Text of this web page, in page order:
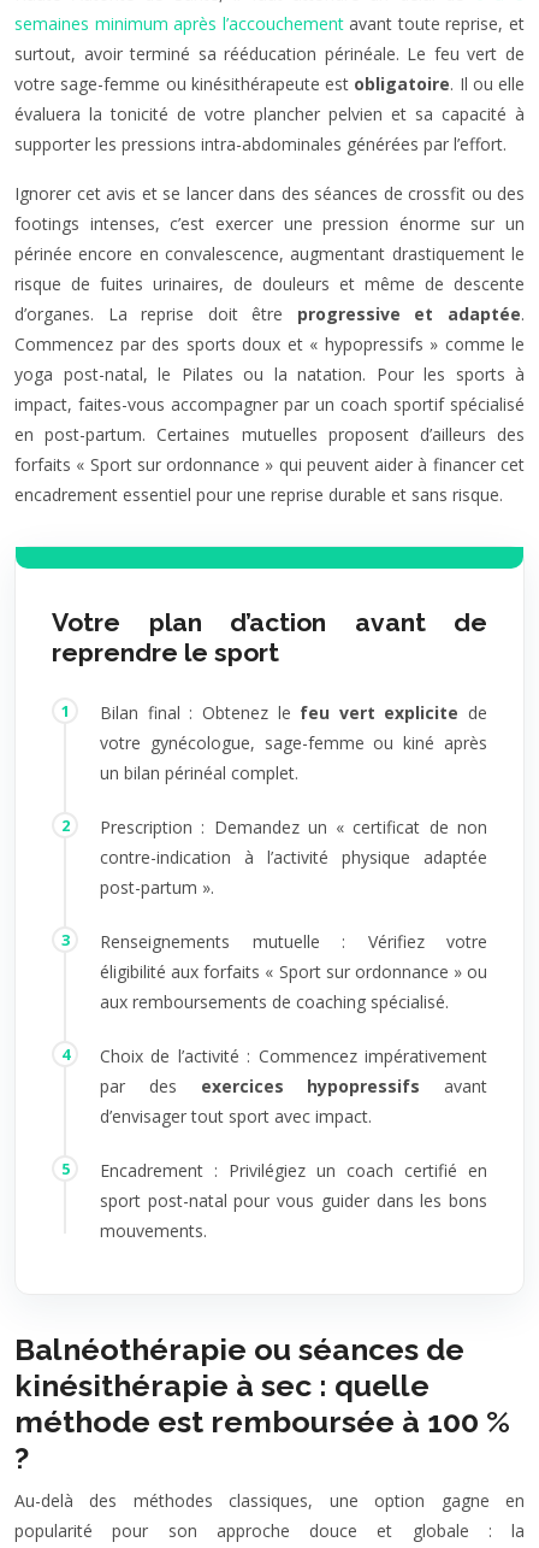
semaines minimum après l’accouchementavant toute reprise, et
surtout, avoir terminé sa rééducation périnéale. Le feu vert de
votre sage-femme ou kinésithérapeute est obligatoire. Il ou elle
évaluera la tonicité de votre plancher pelvien et sa capacité à
supporter les pressions intra-abdominales générées par l’effort.
Ignorer cet avis et se lancer dans des séances de crossfit ou des
footings intenses, c’est exercer une pression énorme sur un
périnée encore en convalescence, augmentant drastiquement le
risque de fuites urinaires, de douleurs et même de descente
d’organes. La reprise doit être progressive et adaptée.
Commencez par des sports doux et « hypopressifs » comme le
yoga post-natal, le Pilates ou la natation. Pour les sports à
impact, faites-vous accompagner par un coach sportif spécialisé
en post-partum. Certaines mutuelles proposent d’ailleurs des
forfaits « Sport sur ordonnance » qui peuvent aider à financer cet
encadrement essentiel pour une reprise durable et sans risque.
Votre plan d’action avant de
reprendre le sport
Bilan final : Obtenez le feu vert explicite de
votre gynécologue, sage-femme ou kiné après
un bilan périnéal complet.
Prescription : Demandez un « certificat de non
contre-indication à l’activité physique adaptée
post-partum ».
Renseignements mutuelle : Vérifiez votre
éligibilité aux forfaits « Sport sur ordonnance » ou
aux remboursements de coaching spécialisé.
Choix de l’activité : Commencez impérativement
par des exercices hypopressifs avant
d’envisager tout sport avec impact.
Encadrement : Privilégiez un coach certifié en
sport post-natal pour vous guider dans les bons
mouvements.
Balnéothérapie ou séances de
kinésithérapie à sec : quelle
méthode est remboursée à 100 %
?
Au-delà des méthodes classiques, une option gagne en
popularité pour son approche douce et globale : la